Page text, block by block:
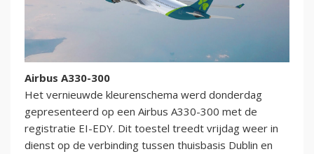
Airbus A330-300
Het vernieuwde kleurenschema werd donderdag
gepresenteerd op een Airbus A330-300 met de
registratie EI-EDY. Dit toestel treedt vrijdag weer in
dienst op de verbinding tussen thuisbasis Dublin en